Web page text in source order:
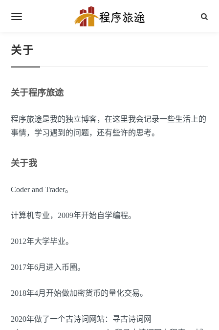
关于
关于程序旅途
程序旅途是我的独立博客，在这里我会记录一些生活上的
事情，学习遇到的问题，还有些许的思考。
关于我
Coder and Trader。
计算机专业，2009年开始自学编程。
2012年大学毕业。
2017年6月进入币圈。
2018年4月开始做加密货币的量化交易。
2020年做了一个古诗词网站：寻古诗词网